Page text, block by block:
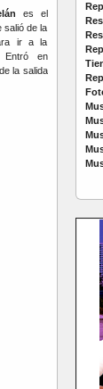
es el
salió de la
ir a la
Entró en
la salida